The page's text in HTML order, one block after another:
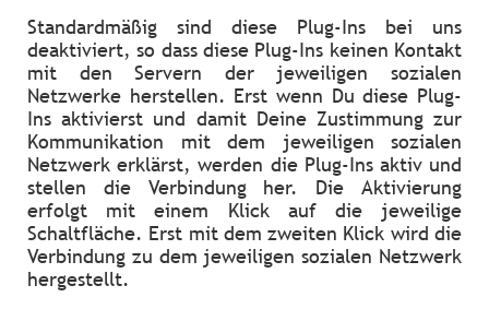
Standardmäßig sind diese Plug-Ins bei uns
deaktiviert, so dass diese Plug-Ins keinen Kontakt
mit den Servern der jeweiligen sozialen
Netzwerke herstellen. Erst wenn Du diese Plug-
Ins aktivierst und damit Deine Zustimmung zur
Kommunikation mit dem jeweiligen sozialen
Netzwerk erklärst, werden die Plug-Ins aktiv und
stellen die Verbindung her. Die Aktivierung
erfolgt mit einem Klick auf die jeweilige
Schaltfläche. Erst mit dem zweiten Klick wird die
Verbindung zu dem jeweiligen sozialen Netzwerk
hergestellt.